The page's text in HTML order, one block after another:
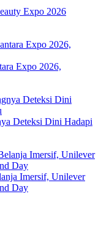
Expo 2026
Expo 2026,
Deteksi Dini Hadapi
Imersif, Unilever
Day